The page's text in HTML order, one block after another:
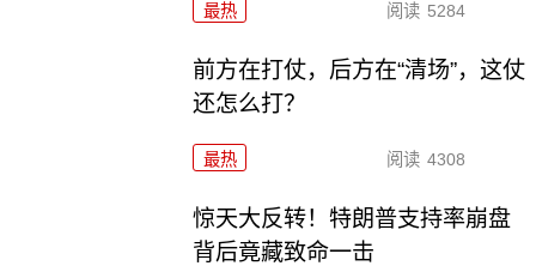
最热 阅读 5284
前方在打仗，后方在“清场”，这仗
还怎么打？
最热 阅读 4308
惊天大反转！特朗普支持率崩盘
背后竟藏致命一击